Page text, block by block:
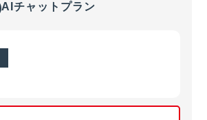
AIチャットプラン